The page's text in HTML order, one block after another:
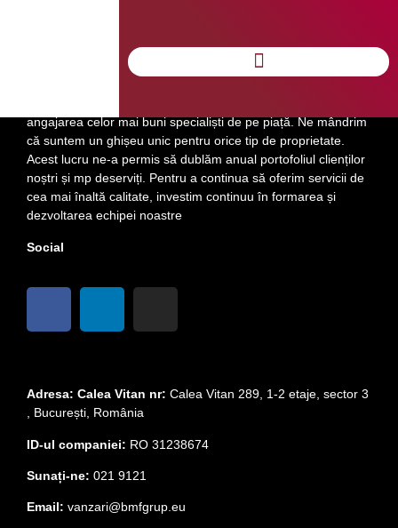
angajarea celor mai buni specialiști de pe piață. Ne mândrim
că suntem un ghișeu unic pentru orice tip de proprietate.
Acest lucru ne-a permis să dublăm anual portofoliul clienților
noștri și mp deserviți. Pentru a continua să oferim servicii de
cea mai înaltă calitate, investim continuu în formarea și
dezvoltarea echipei noastre
Social
Adresa: Calea Vitan nr: Calea Vitan 289, 1-2 etaje, sector 3
, București, România
ID-ul companiei: RO 31238674
Sunați-ne: 021 9121
Email: vanzari@bmfgrup.eu